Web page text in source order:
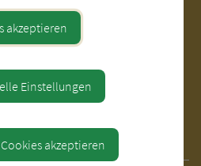
akzeptieren
Einstellungen
akzeptieren